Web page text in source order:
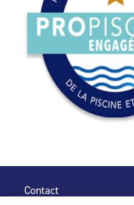
Contact